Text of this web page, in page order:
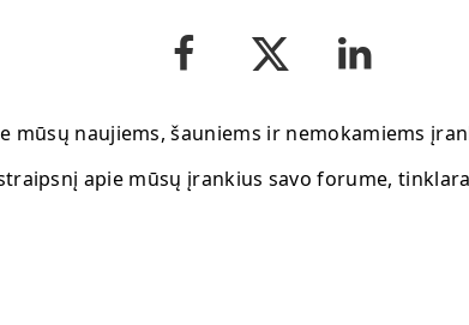
mūsų naujiems, šauniems ir nemokamiems
apie mūsų įrankius savo forume,